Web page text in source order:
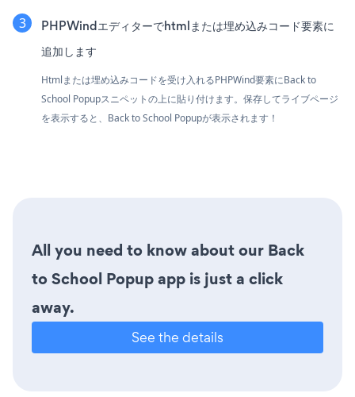
PHPWindエディターでhtmlまたは埋め込みコード要素に
追加します
Htmlまたは埋め込みコードを受け入れるPHPWind要素にBack to
School Popupスニペットの上に貼り付けます。保存してライブページ
を表示すると、Back to School Popupが表示されます！
All you need to know about our Back
to School Popup app is just a click
away.
See the details